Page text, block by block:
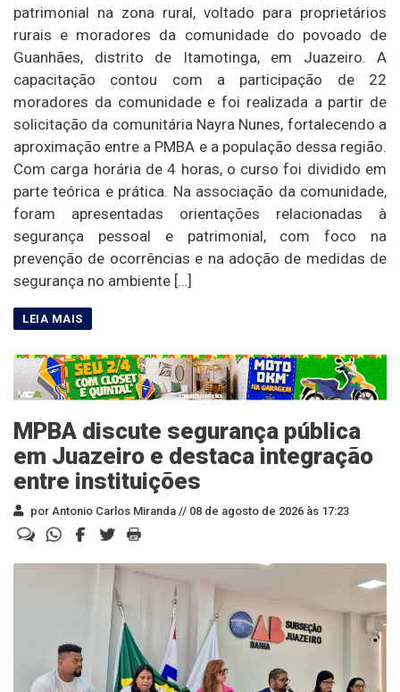
patrimonial na zona rural, voltado para proprietários
rurais e moradores da comunidade do povoado de
Guanhães, distrito de Itamotinga, em Juazeiro. A
capacitação contou com a participação de 22
moradores da comunidade e foi realizada a partir de
solicitação da comunitária Nayra Nunes, fortalecendo a
aproximação entre a PMBA e a população dessa região.
Com carga horária de 4 horas, o curso foi dividido em
parte teórica e prática. Na associação da comunidade,
foram apresentadas orientações relacionadas à
segurança pessoal e patrimonial, com foco na
prevenção de ocorrências e na adoção de medidas de
segurança no ambiente […]
MPBA discute segurança pública
em Juazeiro e destaca integração
entre instituições
por Antonio Carlos Miranda // 08 de agosto de 2026 às 17:23